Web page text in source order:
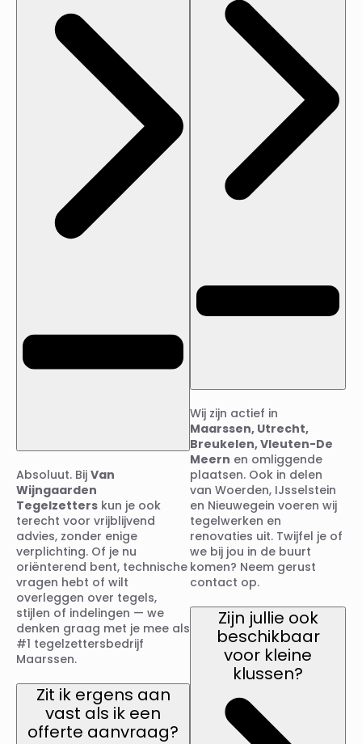
Absoluut. Bij Van
Wijngaarden
Tegelzetters kun je ook
terecht voor vrijblijvend
advies, zonder enige
verplichting. Of je nu
oriënterend bent, technische
vragen hebt of wilt
overleggen over tegels,
stijlen of indelingen — we
denken graag met je mee als
#1 tegelzettersbedrijf
Maarssen.
Zit ik ergens aan
vast als ik een
offerte aanvraag?
Wij zijn actief in
Maarssen, Utrecht,
Breukelen, Vleuten-De
Meern en omliggende
plaatsen. Ook in delen
van Woerden, IJsselstein
en Nieuwegein voeren wij
tegelwerken en
renovaties uit. Twijfel je of
we bij jou in de buurt
komen? Neem gerust
contact op.
Zijn jullie ook
beschikbaar
voor kleine
klussen?